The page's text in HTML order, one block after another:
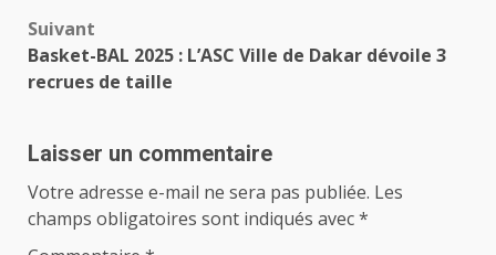
Suivant
Basket-BAL 2025 : L’ASC Ville de Dakar dévoile 3
recrues de taille
Laisser un commentaire
Votre adresse e-mail ne sera pas publiée. Les
champs obligatoires sont indiqués avec*